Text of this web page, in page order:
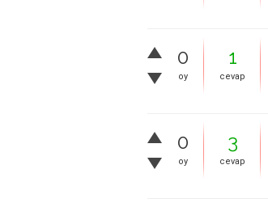
0
oy
1
cevap
0
oy
3
cevap